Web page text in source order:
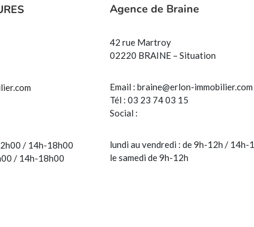
/ 14h-18h00
/ 14h-18h00
Agence de Braine
42 rue Martroy
02220 BRAINE – Situation
Email : braine@erlon-immobilier.com
Tél : 03 23 74 03 15
Social :
lundi au vendredi : de 9h-12h / 14h-
le samedi de 9h-12h